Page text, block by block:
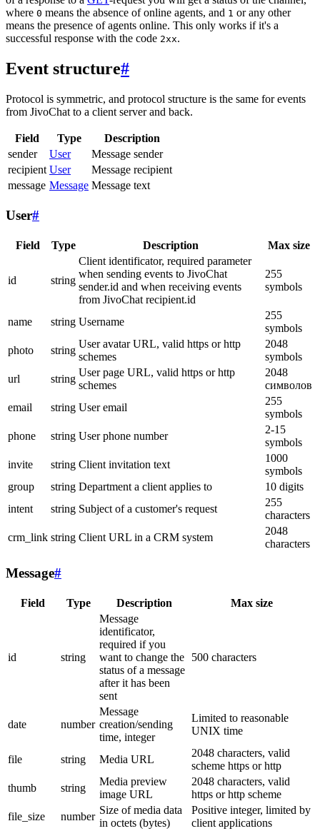
where 0 means the absence of online agents, and 1 or any other
means the presence of agents online. This only works if it's a
successful response with the code 2xx.
Event structure#
Protocol is symmetric, and protocol structure is the same for events
from JivoChat to a client server and back.
Field Type
Description
sender
User
Message sender
recipient User
Message recipient
message Message Message text
User#
Field Type Description Max size
id string
Client identificator, required parameter
when sending events to JivoChat
sender.id and when receiving events
from JivoChat recipient.id
255
symbols
name string Username
255
symbols
photo
string
User avatar URL, valid https or http
schemes
2048
symbols
url
string
User page URL, valid https or http
schemes
2048
символов
email
string User email
255
symbols
phone
string User phone number
2-15
symbols
invite
string Client invitation text
1000
symbols
group
string Department a client applies to
10 digits
intent
string Subject of a customer's request
255
characters
crm_link string Client URL in a CRM system
2048
characters
Message#
Field Type Description Max size
id string
Message
identificator,
required if you
want to change the
status of a message
after it has been
sent
500 characters
date number
Message
creation/sending
time, integer
Limited to reasonable
UNIX time
file string Media URL
2048 characters, valid
scheme https or http
thumb
string
Media preview
image URL
2048 characters, valid
https or http scheme
file_size
number
Size of media data
in octets (bytes)
Positive integer, limited by
client applications